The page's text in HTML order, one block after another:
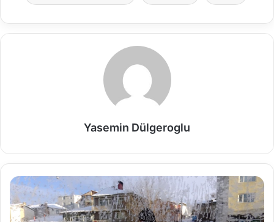
Yasemin Dülgeroglu